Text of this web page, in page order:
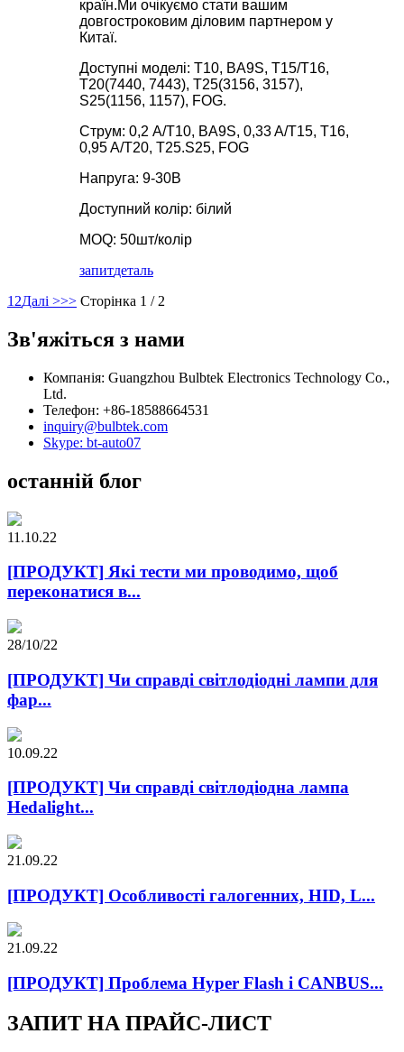
країн.Ми очікуємо стати вашим
довгостроковим діловим партнером у
Китаї.
Доступні моделі: T10, BA9S, T15/T16,
T20(7440, 7443), T25(3156, 3157),
S25(1156, 1157), FOG.
Струм: 0,2 A/T10, BA9S, 0,33 A/T15, T16,
0,95 A/T20, T25.S25, FOG
Напруга: 9-30В
Доступний колір: білий
MOQ: 50шт/колір
запитдеталь
1 2Далі >>> Сторінка 1 / 2
Зв'яжіться з нами
Компанія: Guangzhou Bulbtek Electronics Technology Co.,
Ltd.
Телефон: +86-18588664531
inquiry@bulbtek.com
Skype: bt-auto07
останній блог
11.10.22
[ПРОДУКТ] Які тести ми проводимо, щоб
переконатися в...
28/10/22
[ПРОДУКТ] Чи справді світлодіодні лампи для
фар...
10.09.22
[ПРОДУКТ] Чи справді світлодіодна лампа
Hedalight...
21.09.22
[ПРОДУКТ] Особливості галогенних, HID, L...
21.09.22
[ПРОДУКТ] Проблема Hyper Flash і CANBUS...
ЗАПИТ НА ПРАЙС-ЛИСТ